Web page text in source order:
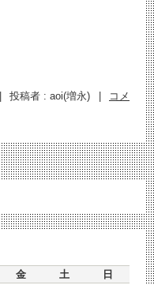
投稿者 : aoi(増永)
コメ
金 土
日